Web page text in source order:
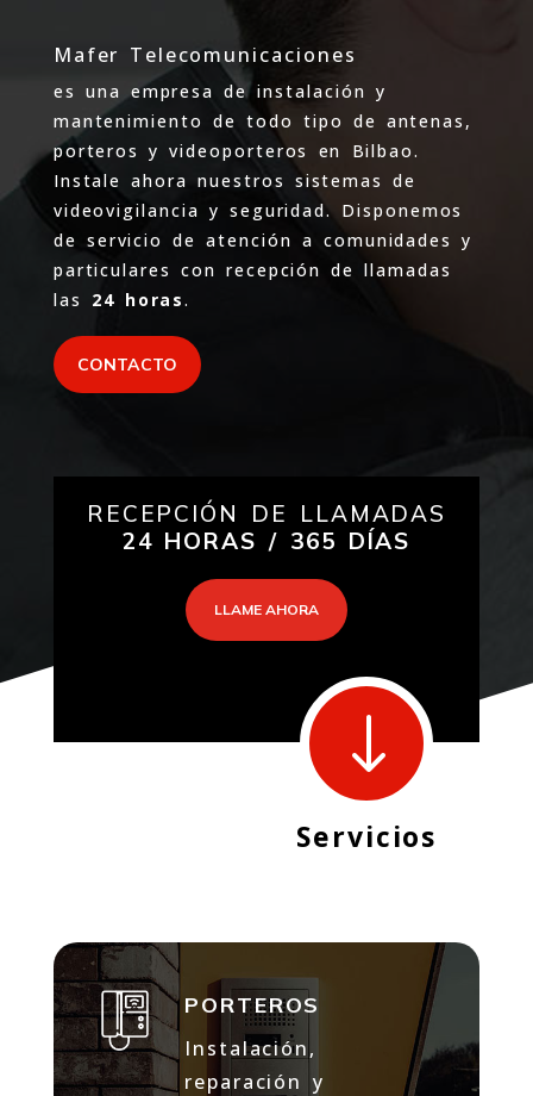
Mafer Telecomunicaciones
es una empresa de instalación y
mantenimiento de todo tipo de antenas,
porteros y videoporteros en Bilbao.
Instale ahora nuestros sistemas de
videovigilancia y seguridad. Disponemos
de servicio de atención a comunidades y
particulares con recepción de llamadas
las 24 horas.
CONTACTO
RECEPCIÓN DE LLAMADAS
24 HORAS / 365 DÍAS
LLAME AHORA
"
Servicios
PORTEROS
Instalación,
reparación y